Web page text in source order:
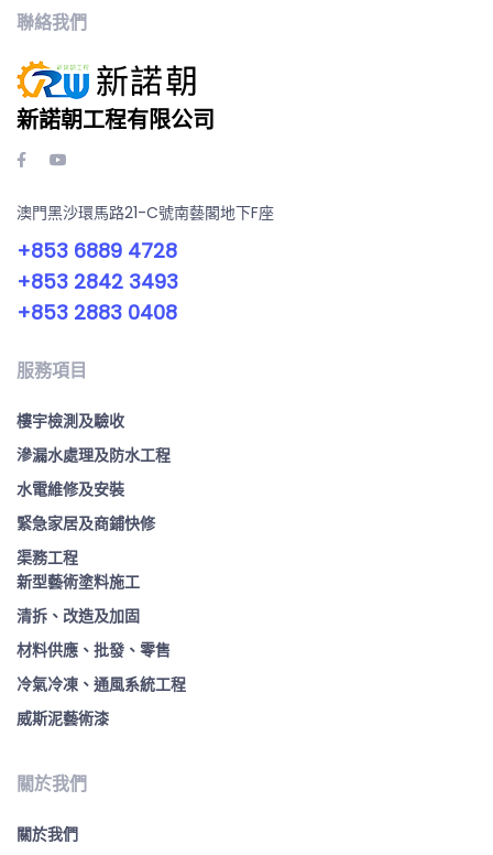
聯絡我們
新諾朝工程有限公司
澳門黑沙環馬路21-C號南藝閣地下F座
+853 6889 4728
+853 2842 3493
+853 2883 0408
服務項目
樓宇檢測及驗收
滲漏水處理及防水工程
水電維修及安裝
緊急家居及商鋪快修
渠務工程
新型藝術塗料施工
清拆、改造及加固
材料供應、批發、零售
冷氣冷凍、通風系統工程
威斯泥藝術漆
關於我們
關於我們